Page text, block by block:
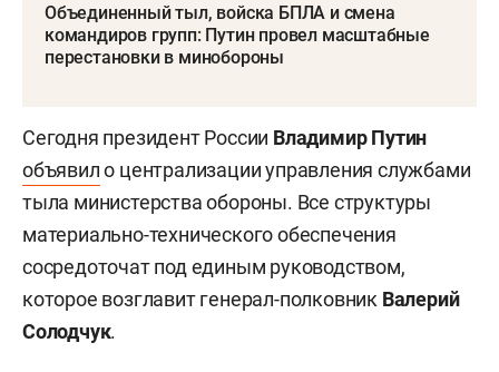
Объединенный тыл, войска БПЛА и смена
командиров групп: Путин провел масштабные
перестановки в минобороны
Сегодня президент России Владимир Путин
объявило централизации управления службами
тыла министерства обороны. Все структуры
материально-технического обеспечения
сосредоточат под единым руководством,
которое возглавит генерал-полковник Валерий
Солодчук.